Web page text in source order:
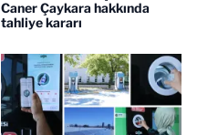
Caner Çaykara hakkında
tahliye kararı